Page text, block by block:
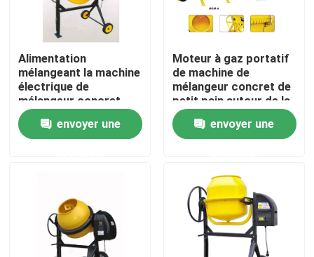
Visite d'usine
Contrôle de la qualité
Contact
Tous les cas
Équipement de chargement pour la construction
Alimentation
mélangeant la machine
électrique de
mélangeur concret
envoyer une
Moteur à gaz portatif
de machine de
mélangeur concret de
petit pain autour de la
poignée 1.0mm
envoyer une